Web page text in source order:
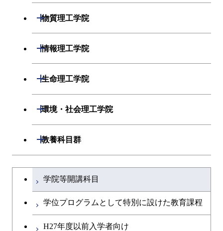
物質理工学院
開閉
材料系
開閉
エネルギーコース
原子核工学コース
人間医療科学技術コース
応用化学コース
ース
原子核工学コース
専門科目
情報理工学院
開閉
数理・計算科学系
開閉
知能情報コース
情報工学コース
知能情報コース
エネルギー・情報コース
専門科目
生命理工学院
開閉
生命理工学系
開閉
ライフエンジニアリングコ
ース
地球生命コース
環境・社会理工学院
開閉
建築学系
開閉
コース
都市・環境学コース
コース
開閉
教養科目群
開閉
文系教養科目
英語科目
第二外国語科目
大学院課程を切り替える
学院等開講科目
学位プログラムとして特別に設けた教育課程
H27年度以前入学者向け